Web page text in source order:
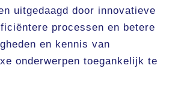
uitgedaagd door innovatieve
processen en betere
en kennis van
onderwerpen toegankelijk te